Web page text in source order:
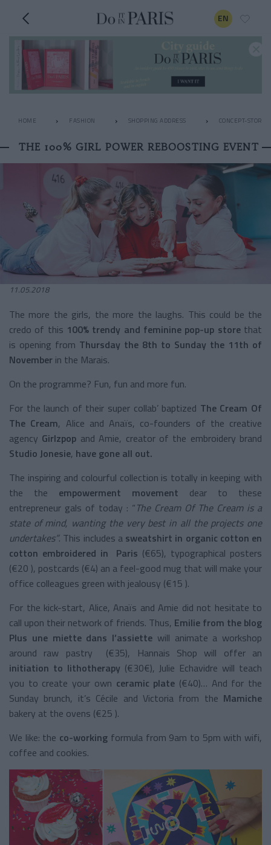
EN
HOME FASHION SHOPPING ADDRESS CONCEPT-STORES
THE 100% GIRL POWER REBOOSTING EVENT
11.05.2018
The more the girls, the more the laughs. This could be the
credo of this 100% trendy and feminine pop-up storethat
is opening from Thursday the 8th to Sunday the 11th of
November in the Marais.
On the programme? Fun, fun and more fun.
For the launch of their super collab’ baptized The Cream Of
The Cream, Alice and Anaïs, co-founders of the creative
agency Girlzpop and Amie, creator of the embroidery brand
Studio Jonesie, have gone all out.
The inspiring and colourful collection is totally in keeping with
the the empowerment movement dear to these
entrepreneur gals of today : “The Cream Of The Cream is a
state of mind, wanting the very best in all the projects one
undertakes”. This includes a sweatshirt in organic cotton en
cotton embroidered in Paris (€65), typographical posters
(€20 ), postcards (€4) an a feel-good mug that will make your
office colleagues green with jealousy (€15 ).
For the kick-start, Alice, Anaïs and Amie did not hesitate to
call upon their network of friends. Thus, Emilie from the blog
Plus une miette dans l’assiette will animate a workshop
around raw pastry (€35), Hannais Shop will offer an
initiation to lithotherapy (€30€), Julie Echavidre will teach
you to create your own ceramic plate (€40)… And for the
Sunday brunch, it’s Cécile and Victoria from the Mamiche
bakery at the ovens (€25 ).
We like: the co-working formula from 9am to 5pm with wifi,
coffee and cookies.